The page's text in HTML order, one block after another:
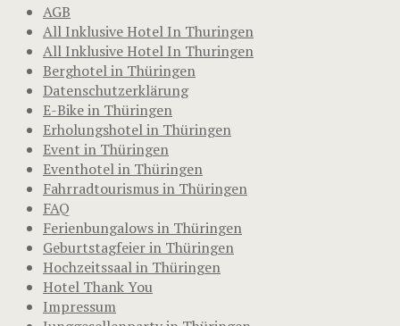
AGB
All Inklusive Hotel In Thuringen
All Inklusive Hotel In Thuringen
Berghotel in Thüringen
Datenschutzerklärung
E-Bike in Thüringen
Erholungshotel in Thüringen
Event in Thüringen
Eventhotel in Thüringen
Fahrradtourismus in Thüringen
FAQ
Ferienbungalows in Thüringen
Geburtstagfeier in Thüringen
Hochzeitssaal in Thüringen
Hotel Thank You
Impressum